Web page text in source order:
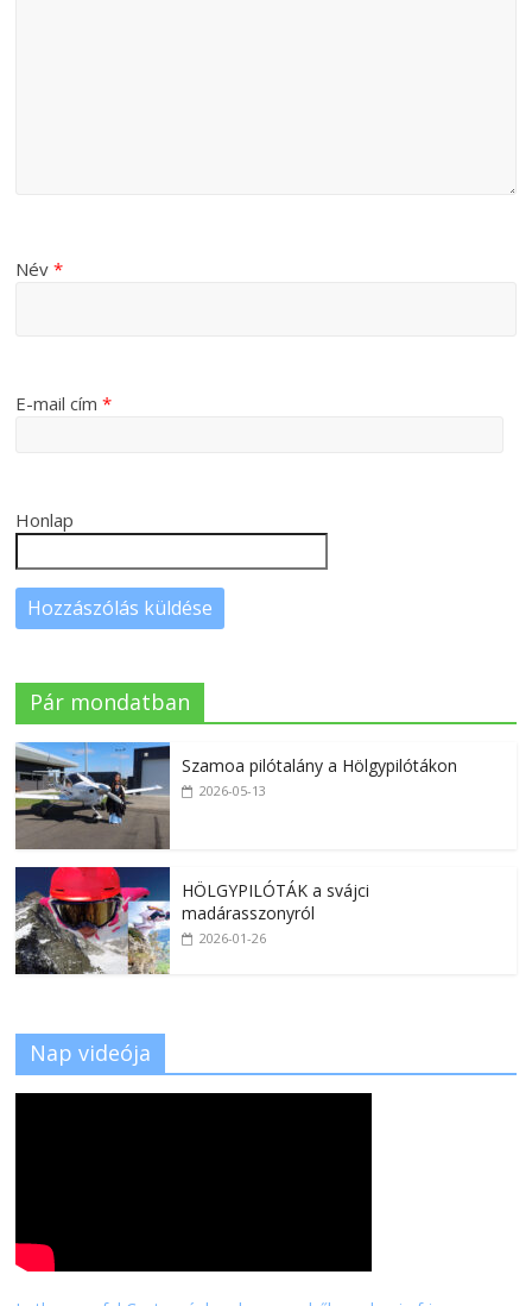
Név*
E-mail cím*
Honlap
Pár mondatban
Szamoa pilótalány a Hölgypilótákon
2026-05-13
HÖLGYPILÓTÁK a svájci
madárasszonyról
2026-01-26
Nap videója